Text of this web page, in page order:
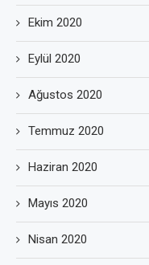
Ekim 2020
Eylül 2020
Ağustos 2020
Temmuz 2020
Haziran 2020
Mayıs 2020
Nisan 2020